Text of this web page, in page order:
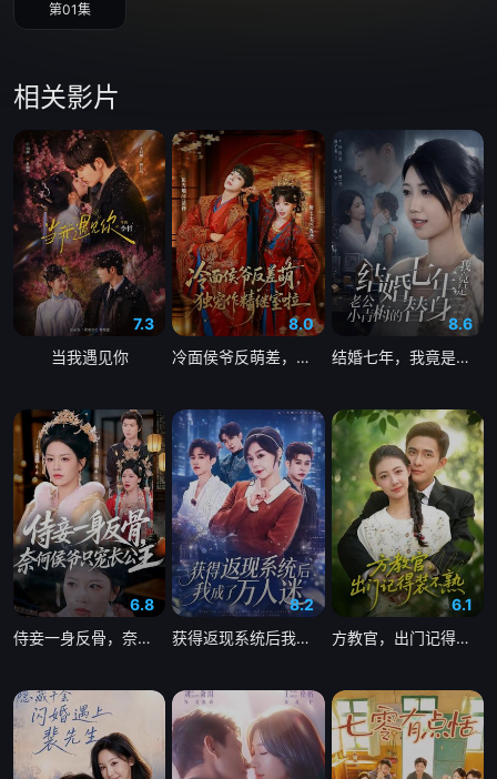
第01集
相关影片
7.3
当我遇见你
8.0
冷面侯爷反萌差，独宠作精继室啦
8.6
结婚七年，我竟是老公小青梅的替身
6.8
侍妾一身反骨，奈何侯爷只宠长公主
8.2
获得返现系统后我成了万人迷
6.1
方教官，出门记得装不熟